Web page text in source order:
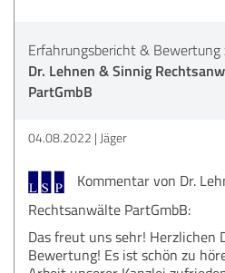
Erfahrungsbericht & Bewertung
Dr. Lehnen & Sinnig
PartGmbB
04.08.2022 Jäger
Kommentar von Dr.
Rechtsanwälte PartGmbB:
Das freut uns sehr! Herzlichen
Bewertung! Es ist schön zu